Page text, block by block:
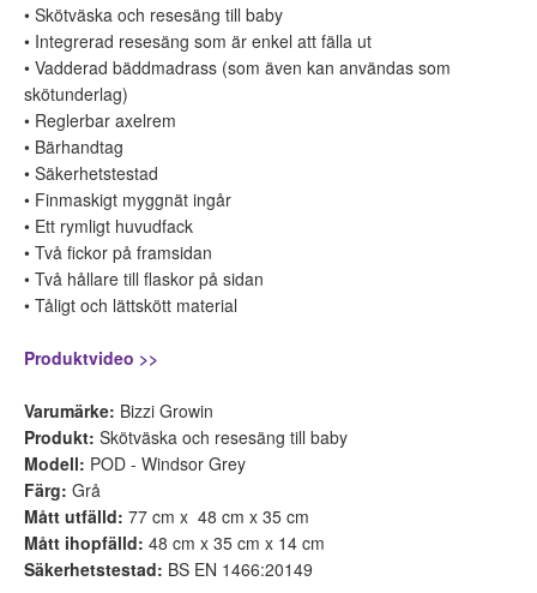
• Skötväska och resesäng till baby
• Integrerad resesäng som är enkel att fälla ut
• Vadderad bäddmadrass (som även kan användas som
skötunderlag)
• Reglerbar axelrem
• Bärhandtag
• Säkerhetstestad
• Finmaskigt myggnät ingår
• Ett rymligt huvudfack
• Två fickor på framsidan
• Två hållare till flaskor på sidan
• Tåligt och lättskött material
Produktvideo >>
Varumärke: Bizzi Growin
Produkt: Skötväska och resesäng till baby
Modell: POD - Windsor Grey
Färg: Grå
Mått utfälld: 77 cm x 48 cm x 35 cm
Mått ihopfälld: 48 cm x 35 cm x 14 cm
Säkerhetstestad: BS EN 1466:20149